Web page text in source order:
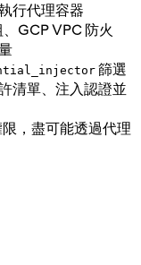
行代理容器
GCP VPC 防火
篩選
清單、注入認證並
，盡可能透過代理